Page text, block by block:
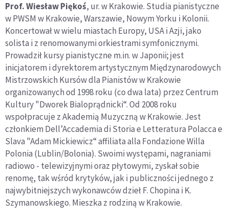
Prof. Wiesław Piękoś, ur. w Krakowie. Studia pianistyczne
w PWSM w Krakowie, Warszawie, Nowym Yorku i Kolonii.
Koncertował w wielu miastach Europy, USA i Azji, jako
solista i z renomowanymi orkiestrami symfonicznymi.
Prowadził kursy pianistyczne m.in. w Japonii; jest
inicjatorem i dyrektorem artystycznym Międzynarodowych
Mistrzowskich Kursów dla Pianistów w Krakowie
organizowanych od 1998 roku (co dwa lata) przez Centrum
Kultury "Dworek Bialoprądnicki“. Od 2008 roku
wspołpracuje z Akademią Muzyczną w Krakowie. Jest
członkiem Dell’Accademia di Storia e Letteratura Polacca e
Slava "Adam Mickiewicz“ affiliata alla Fondazione Willa
Polonia (Lublin/Bolonia). Swoimi występami, nagraniami
radiowo - telewizyjnymi oraz płytowymi, zyskał sobie
renomę, tak wśród krytyków, jak i publiczności jednego z
najwybitniejszych wykonawców dzieł F. Chopina i K.
Szymanowskiego. Mieszka z rodziną w Krakowie.